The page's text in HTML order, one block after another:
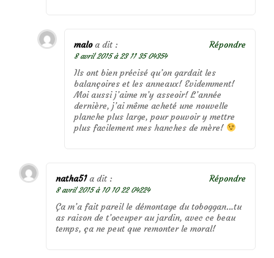
malo a dit :
8 avril 2015 à 23 11 35 04354
Ils ont bien précisé qu’on gardait les
balançoires et les anneaux! Evidemment!
Moi aussi j’aime m’y asseoir! L’année
dernière, j’ai même acheté une nouvelle
planche plus large, pour pouvoir y mettre
plus facilement mes hanches de mère!
Répondre
natha51 a dit :
8 avril 2015 à 10 10 22 04224
Ça m’a fait pareil le démontage du toboggan…tu
as raison de t’occuper au jardin, avec ce beau
temps, ça ne peut que remonter le moral!
Répondre